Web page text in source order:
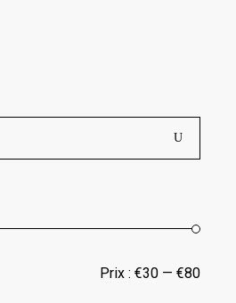
Prix : €30— €80